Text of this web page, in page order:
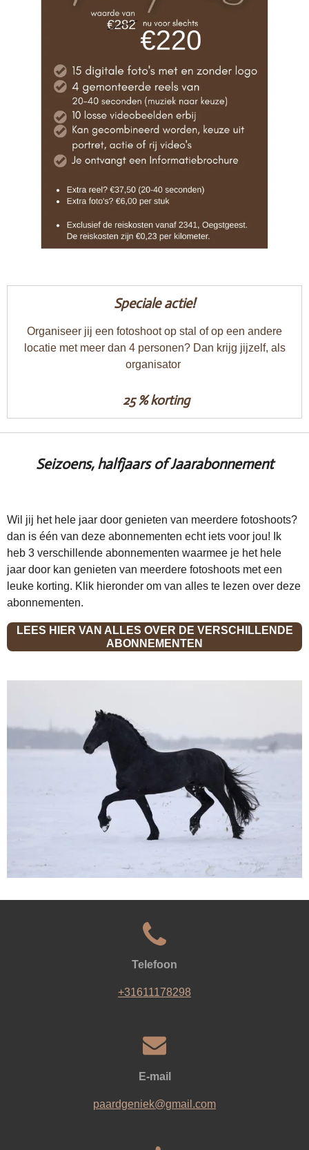
Speciale actie!
Organiseer jij een fotoshoot op stal of op een andere
locatie met meer dan 4 personen? Dan krijg jijzelf, als
organisator
25 % korting
Seizoens, halfjaars of Jaarabonnement
Wil jij het hele jaar door genieten van meerdere fotoshoots?
dan is één van deze abonnementen echt iets voor jou! Ik
heb 3 verschillende abonnementen waarmee je het hele
jaar door kan genieten van meerdere fotoshoots met een
leuke korting. Klik hieronder om van alles te lezen over deze
abonnementen.
LEES HIER VAN ALLES OVER DE VERSCHILLENDE
ABONNEMENTEN
Telefoon
+31611178298
E-mail
paardgeniek@gmail.com